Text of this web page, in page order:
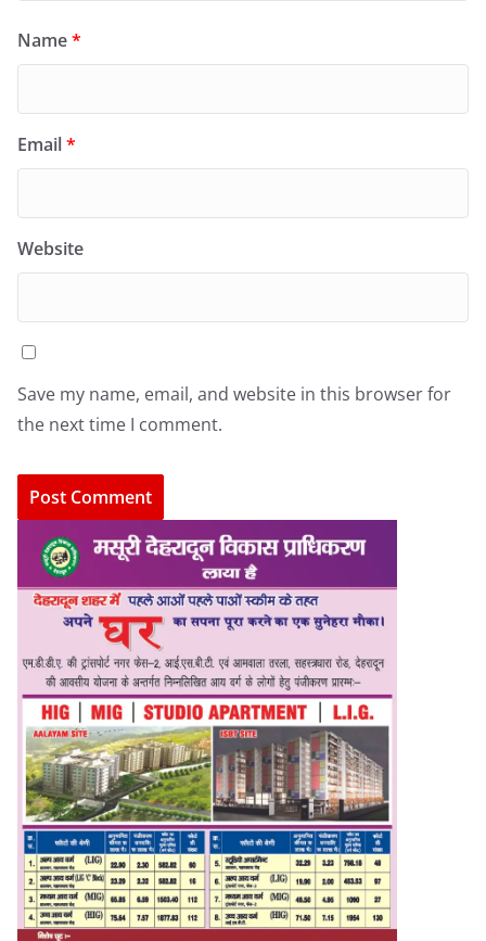
Name*
Email*
Website
Save my name, email, and website in this browser for
the next time I comment.